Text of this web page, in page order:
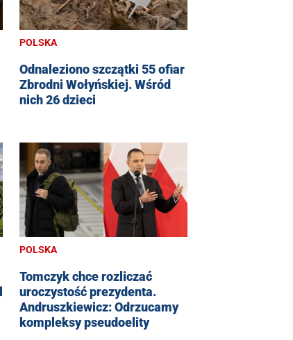
POLSKA
Odnaleziono szczątki 55 ofiar
Zbrodni Wołyńskiej. Wśród
nich 26 dzieci
POLSKA
Tomczyk chce rozliczać
uroczystość prezydenta.
Andruszkiewicz: Odrzucamy
kompleksy pseudoelity